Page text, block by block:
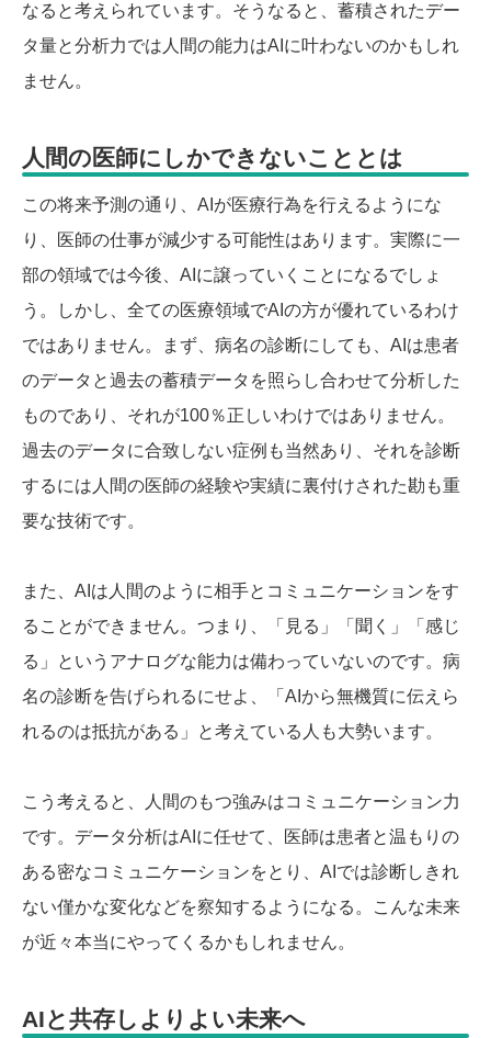
なると考えられています。そうなると、蓄積されたデー
タ量と分析力では人間の能力はAIに叶わないのかもしれ
ません。
人間の医師にしかできないこととは
この将来予測の通り、AIが医療行為を行えるようにな
り、医師の仕事が減少する可能性はあります。実際に一
部の領域では今後、AIに譲っていくことになるでしょ
う。しかし、全ての医療領域でAIの方が優れているわけ
ではありません。まず、病名の診断にしても、AIは患者
のデータと過去の蓄積データを照らし合わせて分析した
ものであり、それが100％正しいわけではありません。
過去のデータに合致しない症例も当然あり、それを診断
するには人間の医師の経験や実績に裏付けされた勘も重
要な技術です。
また、AIは人間のように相手とコミュニケーションをす
ることができません。つまり、「見る」「聞く」「感じ
る」というアナログな能力は備わっていないのです。病
名の診断を告げられるにせよ、「AIから無機質に伝えら
れるのは抵抗がある」と考えている人も大勢います。
こう考えると、人間のもつ強みはコミュニケーション力
です。データ分析はAIに任せて、医師は患者と温もりの
ある密なコミュニケーションをとり、AIでは診断しきれ
ない僅かな変化などを察知するようになる。こんな未来
が近々本当にやってくるかもしれません。
AIと共存しよりよい未来へ